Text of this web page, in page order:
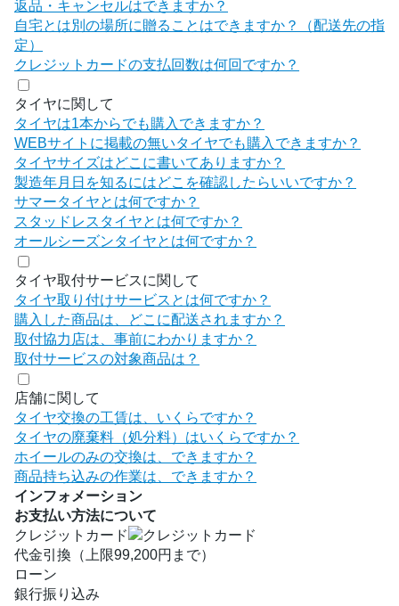
返品・キャンセルはできますか？
自宅とは別の場所に贈ることはできますか？（配送先の指
定）
クレジットカードの支払回数は何回ですか？
タイヤに関して
タイヤは1本からでも購入できますか？
WEBサイトに掲載の無いタイヤでも購入できますか？
タイヤサイズはどこに書いてありますか？
製造年月日を知るにはどこを確認したらいいですか？
サマータイヤとは何ですか？
スタッドレスタイヤとは何ですか？
オールシーズンタイヤとは何ですか？
タイヤ取付サービスに関して
タイヤ取り付けサービスとは何ですか？
購入した商品は、どこに配送されますか？
取付協力店は、事前にわかりますか？
取付サービスの対象商品は？
店舗に関して
タイヤ交換の工賃は、いくらですか？
タイヤの廃棄料（処分料）はいくらですか？
ホイールのみの交換は、できますか？
商品持ち込みの作業は、できますか？
インフォメーション
お支払い方法について
クレジットカード
代金引換（上限99,200円まで）
ローン
銀行振り込み